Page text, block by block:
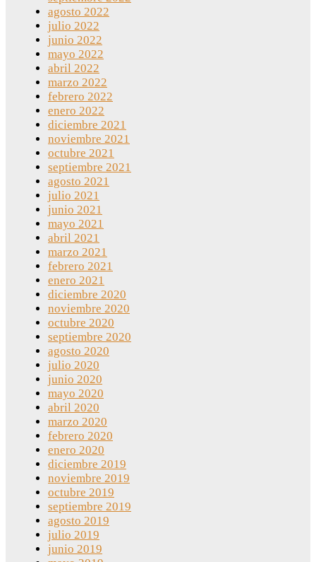
agosto 2022
julio 2022
junio 2022
mayo 2022
abril 2022
marzo 2022
febrero 2022
enero 2022
diciembre 2021
noviembre 2021
octubre 2021
septiembre 2021
agosto 2021
julio 2021
junio 2021
mayo 2021
abril 2021
marzo 2021
febrero 2021
enero 2021
diciembre 2020
noviembre 2020
octubre 2020
septiembre 2020
agosto 2020
julio 2020
junio 2020
mayo 2020
abril 2020
marzo 2020
febrero 2020
enero 2020
diciembre 2019
noviembre 2019
octubre 2019
septiembre 2019
agosto 2019
julio 2019
junio 2019